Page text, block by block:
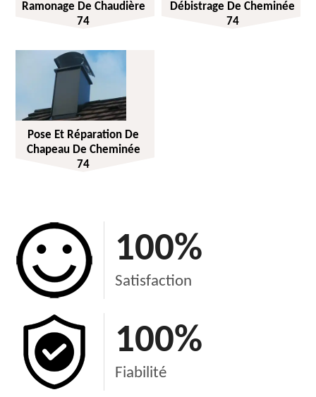
Ramonage De Chaudière
74
Débistrage De Cheminée
74
Pose Et Réparation De
Chapeau De Cheminée
74
100%
Satisfaction
100%
Fiabilité